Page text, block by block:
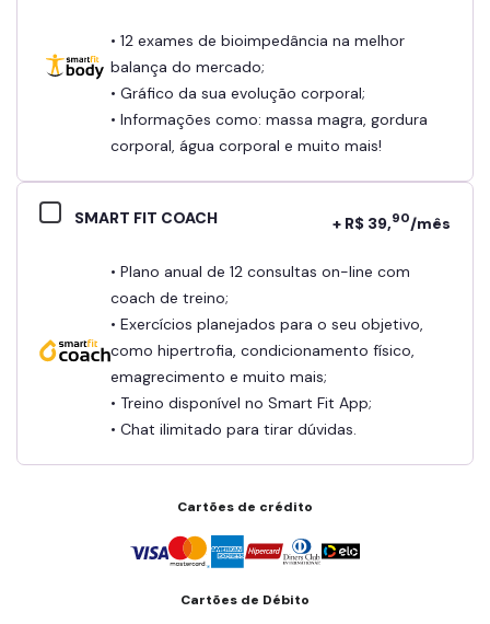
• 12 exames de bioimpedância na melhor
balança do mercado;
• Gráfico da sua evolução corporal;
• Informações como: massa magra, gordura
corporal, água corporal e muito mais!
SMART FIT COACH + R$ 39,90/mês
• Plano anual de 12 consultas on-line com
coach de treino;
• Exercícios planejados para o seu objetivo,
como hipertrofia, condicionamento físico,
emagrecimento e muito mais;
• Treino disponível no Smart Fit App;
• Chat ilimitado para tirar dúvidas.
Cartões de crédito
Cartões de Débito